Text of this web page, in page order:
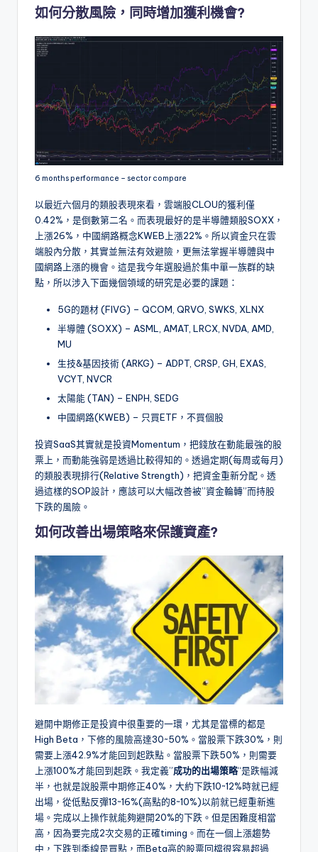
如何分散風險，同時增加獲利機會?
6 months performance – sector compare
以最近六個月的類股表現來看，雲端股CLOU的獲利僅
0.42%，是倒數第二名。而表現最好的是半導體類股SOXX，
上漲26%，中國網路概念KWEB上漲22%。所以資金只在雲
端股內分散，其實並無法有效避險，更無法掌握半導體與中
國網路上漲的機會。這是我今年選股過於集中單一族群的缺
點，所以涉入下面幾個領域的研究是必要的課題：
5G的題材 (FIVG) – QCOM, QRVO, SWKS, XLNX
半導體 (SOXX) – ASML, AMAT, LRCX, NVDA, AMD,
MU
生技&基因技術 (ARKG) – ADPT, CRSP, GH, EXAS,
VCYT, NVCR
太陽能 (TAN) – ENPH, SEDG
中國網路(KWEB) – 只買ETF，不買個股
投資SaaS其實就是投資Momentum，把錢放在動能最強的股
票上，而動能強弱是透過比較得知的。透過定期(每周或每月)
的類股表現排行(Relative Strength)，把資金重新分配。透
過這樣的SOP設計，應該可以大幅改善被”資金輪轉”而持股
下跌的風險。
如何改善出場策略來保護資產?
避開中期修正是投資中很重要的一環，尤其是當標的都是
High Beta，下修的風險高達30~50%。當股票下跌30%，則
需要上漲42.9%才能回到起跌點。當股票下跌50%，則需要
上漲100%才能回到起跌。我定義”成功的出場策略“是跌幅減
半，也就是說股票中期修正40%，大約下跌10~12%時就已經
出場，從低點反彈13~16%(高點的8~10%)以前就已經重新進
場。完成以上操作就能夠避開20%的下跌。但是困難度相當
高，因為要完成2次交易的正確timing。而在一個上漲趨勢
中，下跌到季線是買點，而Beta高的股票回檔很容易超過